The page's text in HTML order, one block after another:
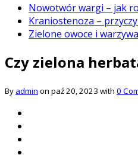
Nowotwór wargi – jak
Kraniostenoza –
Zielone owoce i
Czy zielona
By admin on paź 20, 2023 with 0